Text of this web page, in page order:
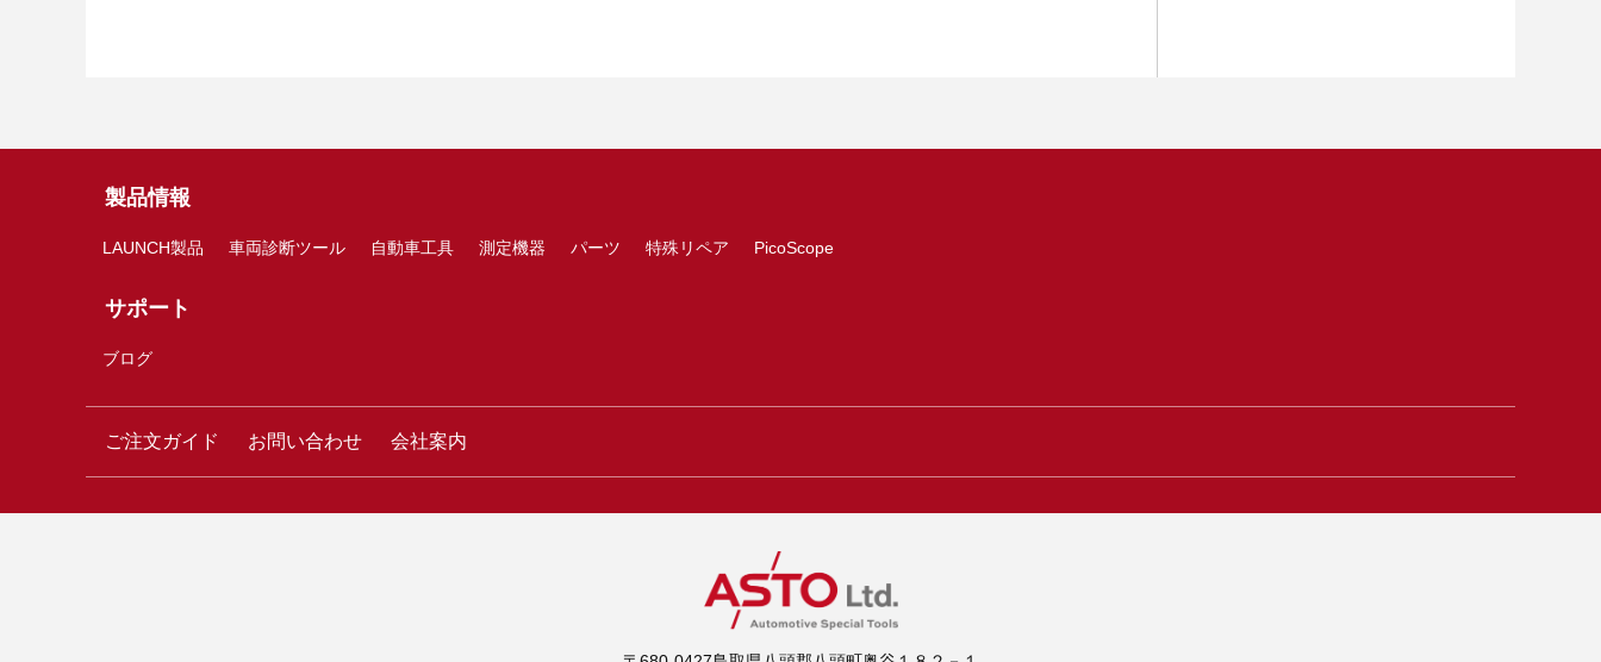
製品情報
LAUNCH製品 車両診断ツール 自動車工具 測定機器 パーツ 特殊リペア PicoScope
サポート
ブログ
ご注文ガイド お問い合わせ 会社案内